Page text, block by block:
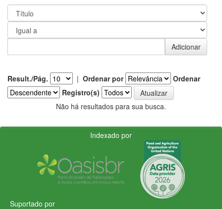
Result./Pág. | Ordenar por
Ordenar
Registro(s)
Não há resultados para sua busca.
Indexado por
Suportado por